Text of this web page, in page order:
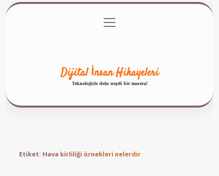
Gizlilik Politikası
menüyü
aç
Dijital İnsan Hikayeleri
Teknolojiyle dolu neşeli bir macera!
Etiket: Hava kirliliği örnekleri nelerdir